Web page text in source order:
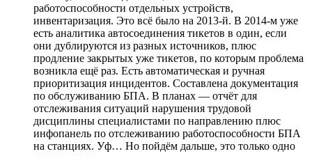
работоспособности отдельных устройств,
инвентаризация. Это всё было на 2013-й. В 2014-м уже
есть аналитика автосоединения тикетов в один, если
они дублируются из разных источников, плюс
продление закрытых уже тикетов, по которым проблема
возникла ещё раз. Есть автоматическая и ручная
приоритизация инцидентов. Составлена документация
по обслуживанию БПА. В планах — отчёт для
отслеживания ситуаций нарушения трудовой
дисциплины специалистами по направлению плюс
инфопанель по отслеживанию работоспособности БПА
на станциях. Уф… Но пойдём дальше, это только одно